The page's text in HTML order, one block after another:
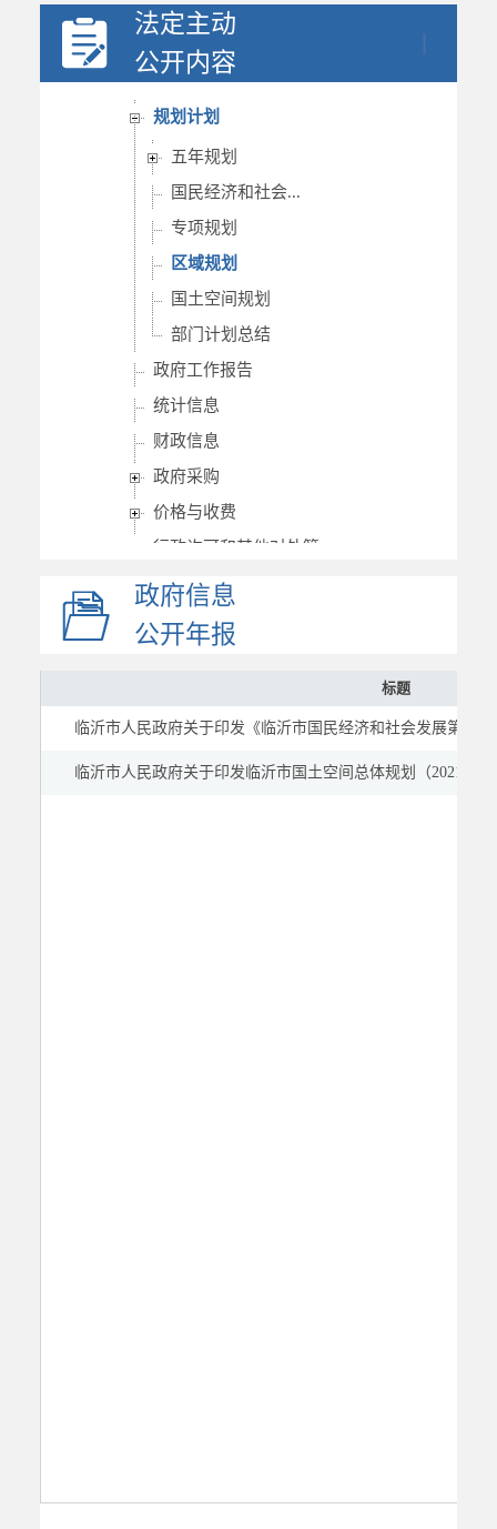
法定主动
公开内容
会议公开
决策公开
人事信息
规划计划
五年规划
国民经济和社会...
专项规划
区域规划
国土空间规划
部门计划总结
政府工作报告
统计信息
财政信息
政府采购
价格与收费
行政许可和其他对外管...
行政权力
重要部署执行公开
公示公告
政府信息
公开年报
标题
临沂市人民政府关于印发《临沂市国民经济和社会发展第十
临沂市人民政府关于印发临沂市国土空间总体规划（2021-